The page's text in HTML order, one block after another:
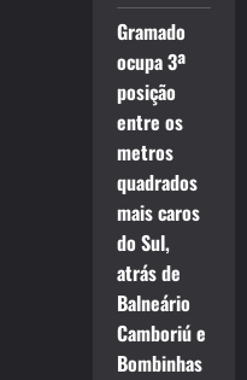
Gramado
ocupa 3ª
posição
entre os
metros
quadrados
mais caros
do Sul,
atrás de
Balneário
Camboriú e
Bombinhas